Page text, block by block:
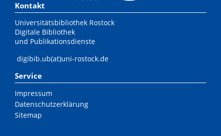
Kontakt
Universitätsbibliothek Rostock
Digitale Bibliothek
und Publikationsdienste
digibib.ub(at)uni-rostock.de
Service
Impressum
Datenschutzerklärung
Sitemap